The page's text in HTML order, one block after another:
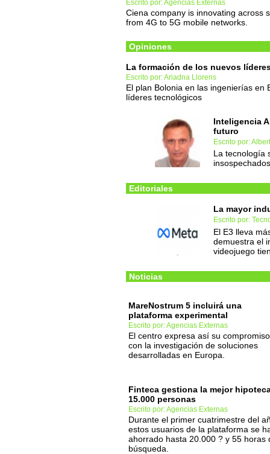
Escrito por: Agencias Externas
Ciena company is innovating across
from 4G to 5G mobile networks.
Opiniones
La formación de los nuevos
Escrito por: Ariadna Llorens
El plan Bolonia en las ingenierías en
líderes tecnológicos
Inteligencia
futuro
Escrito por:
La tecnología
insospechados
Editoriales
La mayor
Escrito por:
El E3 lleva
demuestra el
videojuego
Noticias
MareNostrum 5 incluirá una
plataforma experimental
Escrito por: Agencias Externas
El centro expresa así su compromiso
con la investigación de soluciones
desarrolladas en Europa.
Finteca gestiona la mejor
15.000 personas
Escrito por: Agencias Externas
Durante el primer cuatrimestre del
estos usuarios de la plataforma se
ahorrado hasta 20.000 ? y 55 horas
búsqueda.